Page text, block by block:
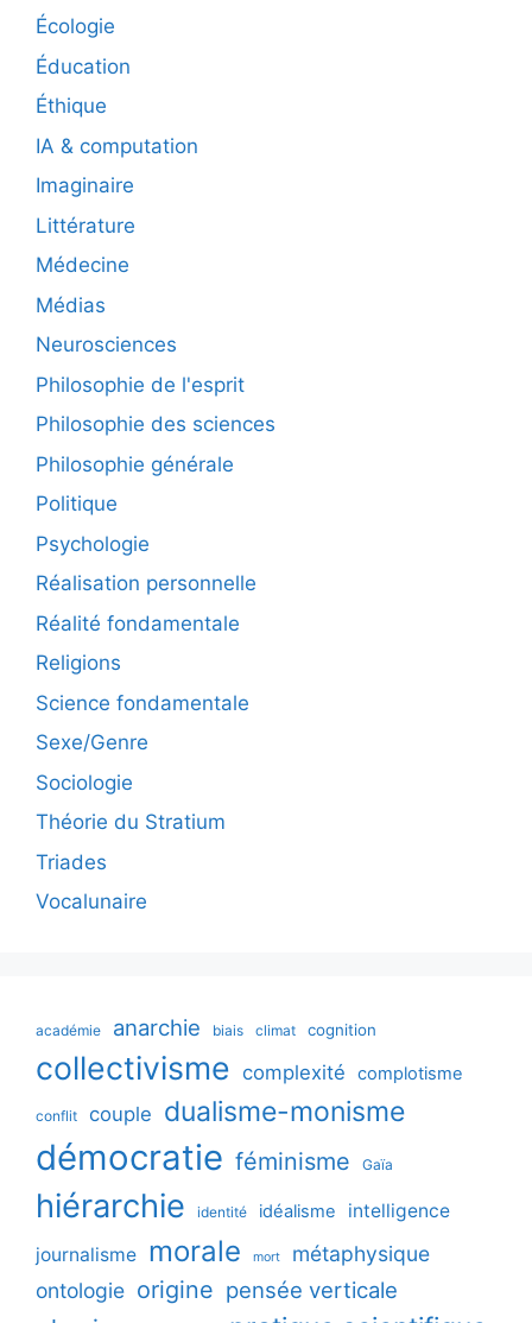
Écologie
Éducation
Éthique
IA & computation
Imaginaire
Littérature
Médecine
Médias
Neurosciences
Philosophie de l'esprit
Philosophie des sciences
Philosophie générale
Politique
Psychologie
Réalisation personnelle
Réalité fondamentale
Religions
Science fondamentale
Sexe/Genre
Sociologie
Théorie du Stratium
Triades
Vocalunaire
académie anarchie biais climat cognition
collectivisme complexité complotisme
conflit couple dualisme-monisme
démocratie féminisme Gaïa
hiérarchie identité idéalisme
intelligence
journalisme morale mort
métaphysique
ontologie origine pensée verticale